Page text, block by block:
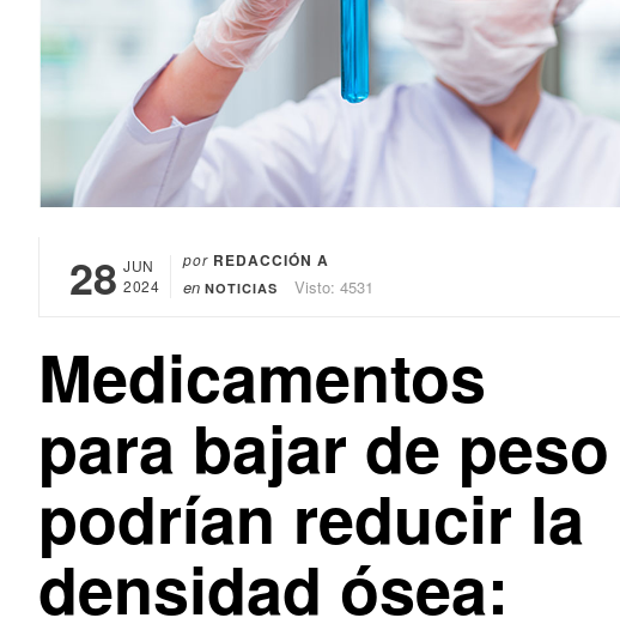
28 JUN
2024
por REDACCIÓN A
en NOTICIAS Visto: 4531
Medicamentos
para bajar de peso
podrían reducir la
densidad ósea: